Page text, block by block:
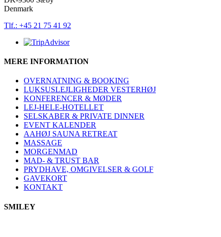
Denmark
Tlf.: +45 21 75 41 92
MERE INFORMATION
OVERNATNING & BOOKING
LUKSUSLEJLIGHEDER VESTERHØJ
KONFERENCER & MØDER
LEJ-HELE-HOTELLET
SELSKABER & PRIVATE DINNER
EVENT KALENDER
AAHØJ SAUNA RETREAT
MASSAGE
MORGENMAD
MAD- & TRUST BAR
PRYDHAVE, OMGIVELSER & GOLF
GAVEKORT
KONTAKT
SMILEY